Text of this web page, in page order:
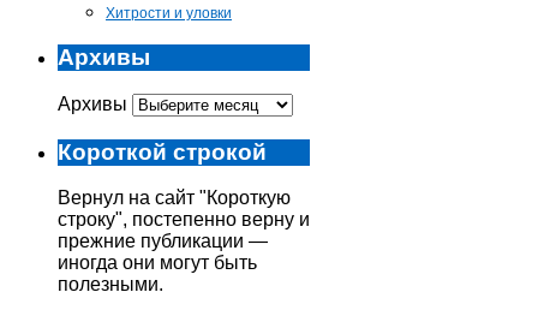
Хитрости и уловки
Архивы
Архивы
Короткой строкой
Вернул на сайт "Короткую
строку", постепенно верну и
прежние публикации —
иногда они могут быть
полезными.